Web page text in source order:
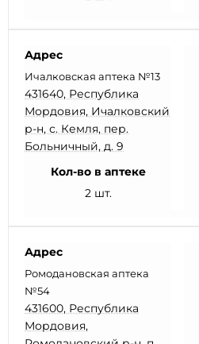
Адрес
Ичалковская аптека №13
431640, Республика
Мордовия, Ичалковский
р-н, с. Кемля, пер.
Больничный, д. 9
Кол-во в аптеке
2 шт.
Адрес
Ромодановская аптека
№54
431600, Республика
Мордовия,